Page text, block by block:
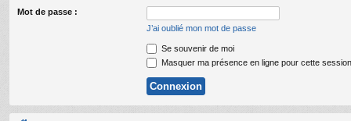
Mot de passe :
J’ai oublié mon mot de passe
Se souvenir de moi
Masquer ma présence en ligne pour cette session